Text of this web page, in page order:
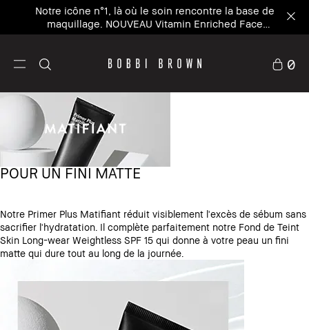
Notre icône n°1, là où le soin rencontre la base de
maquillage. NOUVEAU Vitamin Enriched Face
Base+
0
POUR UN FINI MATTE
Notre Primer Plus Matifiant réduit visiblement l'excès de sébum sans
sacrifier l'hydratation. Il complète parfaitement notre Fond de Teint
Skin Long-wear Weightless SPF 15 qui donne à votre peau un fini
matte qui dure tout au long de la journée.